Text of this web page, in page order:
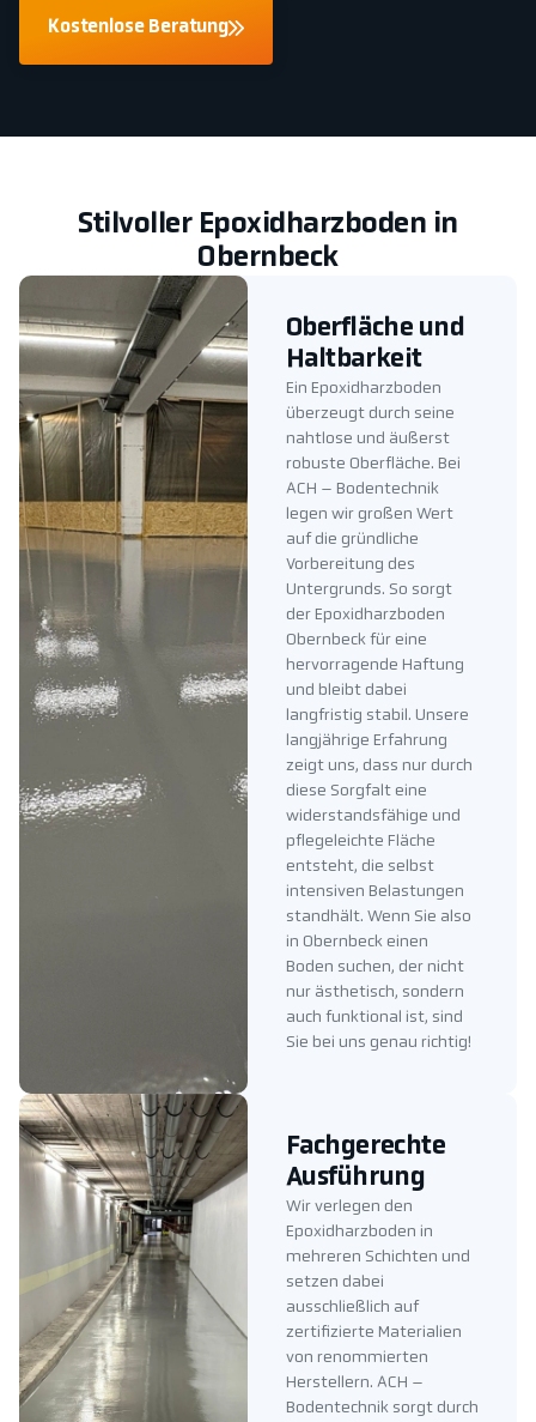
Kostenlose Beratung
Stilvoller Epoxidharzboden in
Obernbeck
Oberfläche und
Haltbarkeit
Ein Epoxidharzboden
überzeugt durch seine
nahtlose und äußerst
robuste Oberfläche. Bei
ACH – Bodentechnik
legen wir großen Wert
auf die gründliche
Vorbereitung des
Untergrunds. So sorgt
der Epoxidharzboden
Obernbeck für eine
hervorragende Haftung
und bleibt dabei
langfristig stabil. Unsere
langjährige Erfahrung
zeigt uns, dass nur durch
diese Sorgfalt eine
widerstandsfähige und
pflegeleichte Fläche
entsteht, die selbst
intensiven Belastungen
standhält. Wenn Sie also
in Obernbeck einen
Boden suchen, der nicht
nur ästhetisch, sondern
auch funktional ist, sind
Sie bei uns genau richtig!
Fachgerechte
Ausführung
Wir verlegen den
Epoxidharzboden in
mehreren Schichten und
setzen dabei
ausschließlich auf
zertifizierte Materialien
von renommierten
Herstellern. ACH –
Bodentechnik sorgt durch